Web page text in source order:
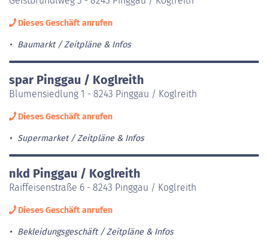
Dieses Geschäft anrufen
Baumarkt Zeitpläne & Infos
spar Pinggau / Koglreith
Blumensiedlung 1 - 8243 Pinggau / Koglreith
Dieses Geschäft anrufen
Supermarket Zeitpläne & Infos
nkd Pinggau / Koglreith
Raiffeisenstraße 6 - 8243 Pinggau / Koglreith
Dieses Geschäft anrufen
Bekleidungsgeschäft Zeitpläne & Infos